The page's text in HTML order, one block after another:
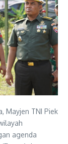
Mayjen TNI Piek
agenda